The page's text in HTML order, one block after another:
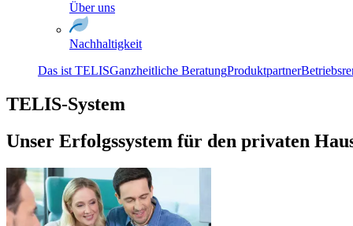
Über uns
Nachhaltigkeit
Das ist TELISGanzheitliche BeratungProduktpartner
TELIS-System
Unser Erfolgssystem für den privaten